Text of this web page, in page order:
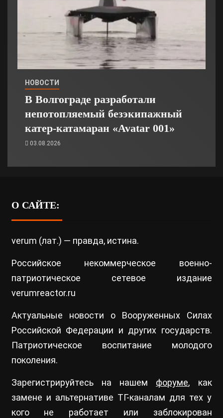
НОВОСТИ
В Волгограде разработали
непотопляемый безэкипажный
катер-катамаран «Avatar 001»
03.08.2026
О САЙТЕ:
verum (лат.) — правда, истина.
Российское некоммерческое военно-
патриотическое сетевое издание
verumreactor.ru
Актуальные новости о Вооруженных Силах
Российской Федерации и других государств.
Патриотическое воспитание молодого
поколения.
Зарегистрируйтесь на нашем форуме, как
замене и альтернативе ТГ-каналам для тех у
кого не работает или заблокирован